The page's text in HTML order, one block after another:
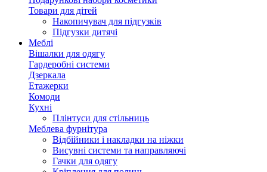
Товари для дітей
Накопичувач для підгузків
Підгузки дитячі
Меблі
Вішалки для одягу
Гардеробні системи
Дзеркала
Етажерки
Комоди
Кухні
Плінтуси для стільниць
Меблева фурнітура
Відбійники і накладки на ніжки
Висувні системи та направляючі
Гачки для одягу